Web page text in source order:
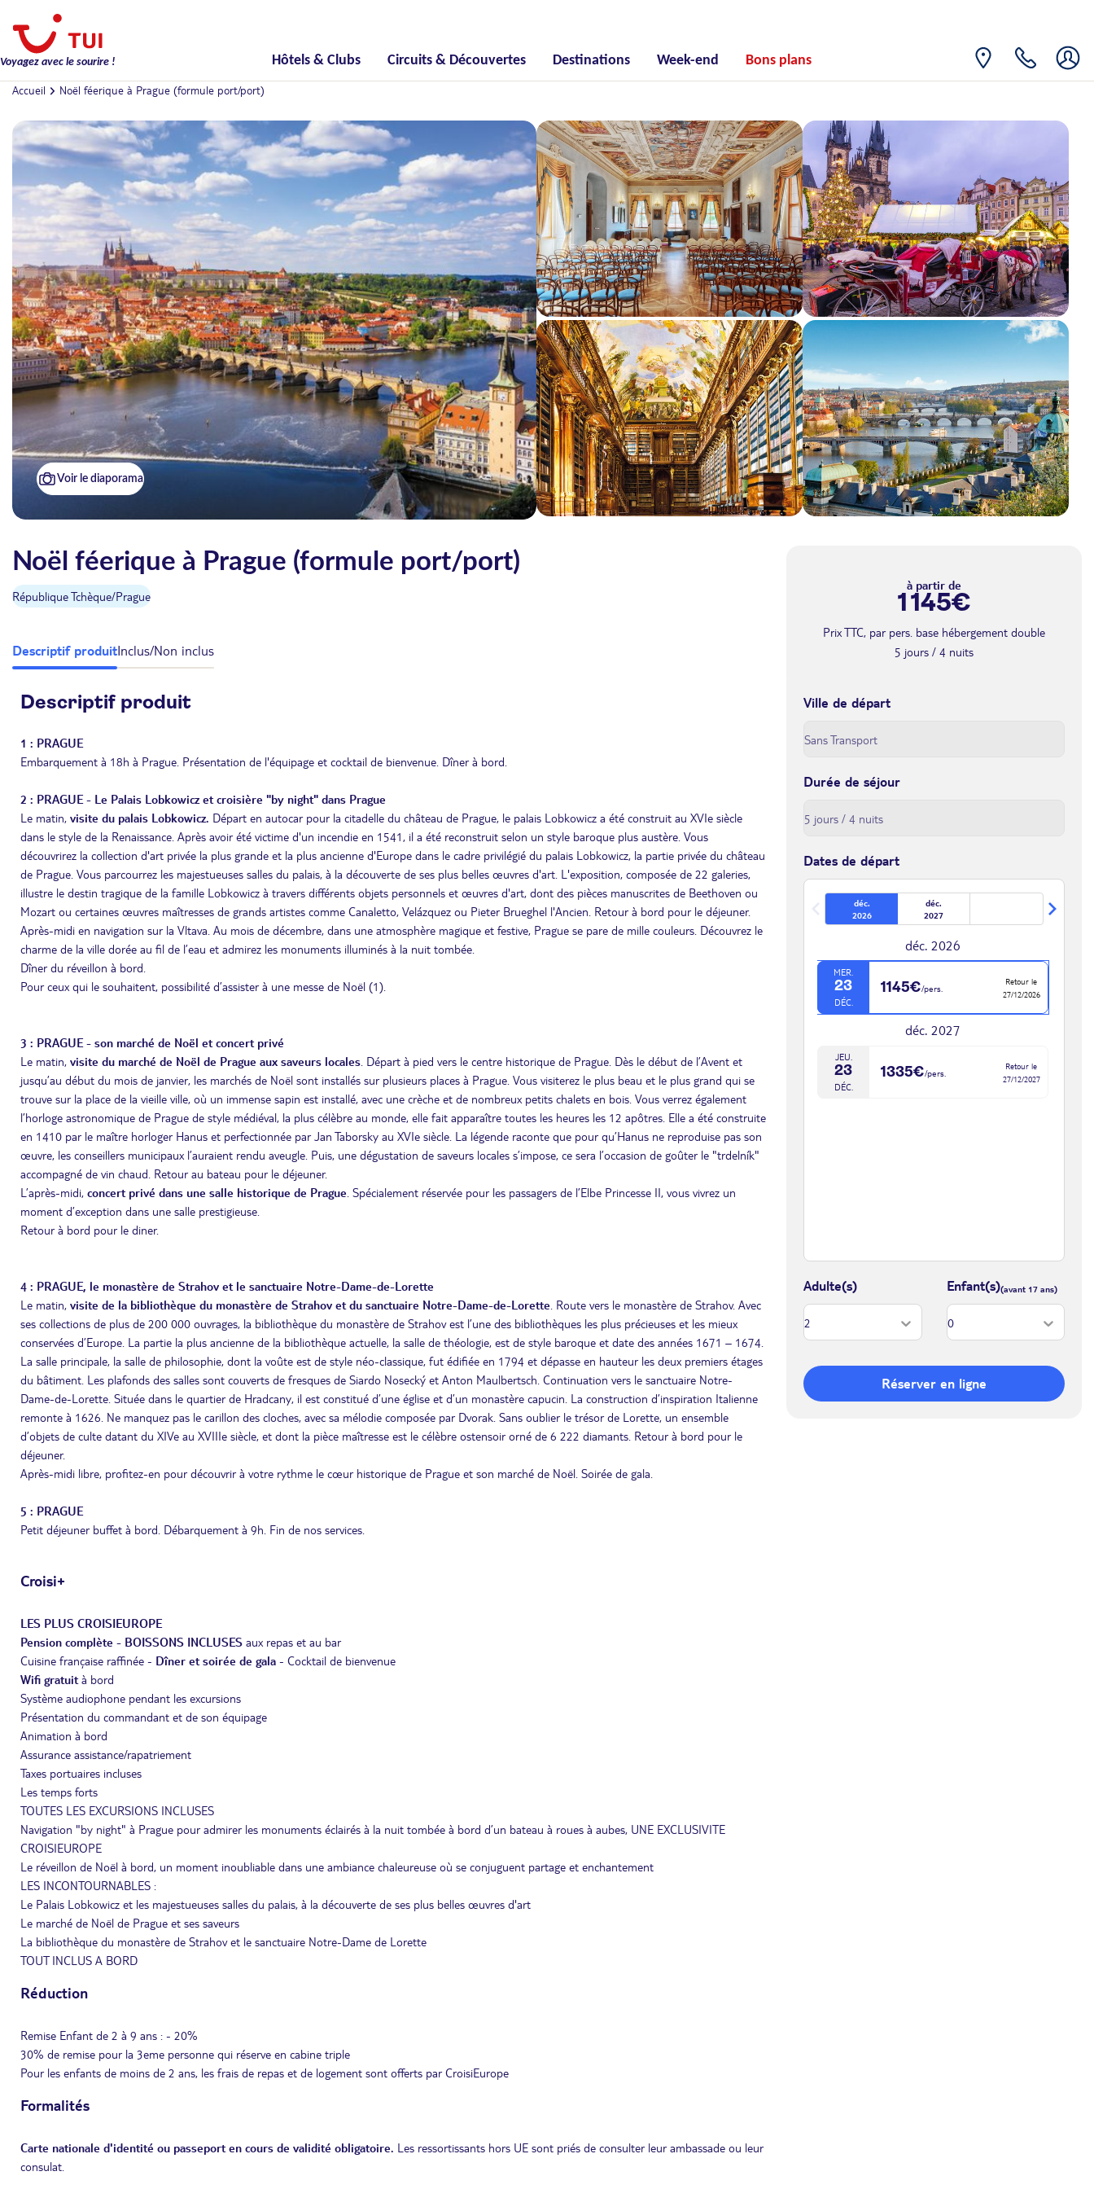
Voyagez avec le sourire ! Hôtels & Clubs Circuits & Découvertes Destinations Week-end Bons plans
Accueil Noël féerique à Prague (formule port/port)
Voir le diaporama
Noël féerique à Prague (formule port/port)
République Tchèque/Prague
Descriptif produitInclus/Non inclus
Descriptif produit
1 : PRAGUE
Embarquement à 18h à Prague. Présentation de l'équipage et cocktail de bienvenue. Dîner à bord.
2 : PRAGUE - Le Palais Lobkowicz et croisière "by night" dans Prague
Le matin, visite du palais Lobkowicz. Départ en autocar pour la citadelle du château de Prague, le palais Lobkowicz a été construit au XVIe siècle
dans le style de la Renaissance. Après avoir été victime d'un incendie en 1541, il a été reconstruit selon un style baroque plus austère. Vous
découvrirez la collection d'art privée la plus grande et la plus ancienne d'Europe dans le cadre privilégié du palais Lobkowicz, la partie privée du château
de Prague. Vous parcourrez les majestueuses salles du palais, à la découverte de ses plus belles œuvres d'art. L'exposition, composée de 22 galeries,
illustre le destin tragique de la famille Lobkowicz à travers différents objets personnels et œuvres d'art, dont des pièces manuscrites de Beethoven ou
Mozart ou certaines œuvres maîtresses de grands artistes comme Canaletto, Velázquez ou Pieter Brueghel l'Ancien. Retour à bord pour le déjeuner.
Après-midi en navigation sur la Vltava. Au mois de décembre, dans une atmosphère magique et festive, Prague se pare de mille couleurs. Découvrez le
charme de la ville dorée au fil de l’eau et admirez les monuments illuminés à la nuit tombée.
Dîner du réveillon à bord.
Pour ceux qui le souhaitent, possibilité d’assister à une messe de Noël (1).
3 : PRAGUE - son marché de Noël et concert privé
Le matin, visite du marché de Noël de Prague aux saveurs locales . Départ à pied vers le centre historique de Prague. Dès le début de l’Avent et
jusqu’au début du mois de janvier, les marchés de Noël sont installés sur plusieurs places à Prague. Vous visiterez le plus beau et le plus grand qui se
trouve sur la place de la vieille ville, où un immense sapin est installé, avec une crèche et de nombreux petits chalets en bois. Vous verrez également
l’horloge astronomique de Prague de style médiéval, la plus célèbre au monde, elle fait apparaître toutes les heures les 12 apôtres. Elle a été construite
en 1410 par le maître horloger Hanus et perfectionnée par Jan Taborsky au XVIe siècle. La légende raconte que pour qu’Hanus ne reproduise pas son
œuvre, les conseillers municipaux l’auraient rendu aveugle. Puis, une dégustation de saveurs locales s’impose, ce sera l’occasion de goûter le "trdelník"
accompagné de vin chaud. Retour au bateau pour le déjeuner.
L’après-midi, concert privé dans une salle historique de Prague . Spécialement réservée pour les passagers de l’Elbe Princesse II, vous vivrez un
moment d’exception dans une salle prestigieuse.
Retour à bord pour le diner.
4 : PRAGUE, le monastère de Strahov et le sanctuaire Notre-Dame-de-Lorette
Le matin, visite de la bibliothèque du monastère de Strahov et du sanctuaire Notre-Dame-de-Lorette . Route vers le monastère de Strahov. Avec
ses collections de plus de 200 000 ouvrages, la bibliothèque du monastère de Strahov est l’une des bibliothèques les plus précieuses et les mieux
conservées d’Europe. La partie la plus ancienne de la bibliothèque actuelle, la salle de théologie, est de style baroque et date des années 1671 – 1674.
La salle principale, la salle de philosophie, dont la voûte est de style néo-classique, fut édifiée en 1794 et dépasse en hauteur les deux premiers étages
du bâtiment. Les plafonds des salles sont couverts de fresques de Siardo Nosecký et Anton Maulbertsch. Continuation vers le sanctuaire Notre-
Dame-de-Lorette. Située dans le quartier de Hradcany, il est constitué d’une église et d’un monastère capucin. La construction d’inspiration Italienne
remonte à 1626. Ne manquez pas le carillon des cloches, avec sa mélodie composée par Dvorak. Sans oublier le trésor de Lorette, un ensemble
d’objets de culte datant du XIVe au XVIIIe siècle, et dont la pièce maîtresse est le célèbre ostensoir orné de 6 222 diamants. Retour à bord pour le
déjeuner.
Après-midi libre, profitez-en pour découvrir à votre rythme le cœur historique de Prague et son marché de Noël. Soirée de gala.
5 : PRAGUE
Petit déjeuner buffet à bord. Débarquement à 9h. Fin de nos services.
Croisi+
LES PLUS CROISIEUROPE
Pension complète - BOISSONS INCLUSES aux repas et au bar
Cuisine française raffinée - Dîner et soirée de gala - Cocktail de bienvenue
Wifi gratuità bord
Système audiophone pendant les excursions
Présentation du commandant et de son équipage
Animation à bord
Assurance assistance/rapatriement
Taxes portuaires incluses
Les temps forts
TOUTES LES EXCURSIONS INCLUSES
Navigation "by night" à Prague pour admirer les monuments éclairés à la nuit tombée à bord d’un bateau à roues à aubes, UNE EXCLUSIVITE
CROISIEUROPE
Le réveillon de Noël à bord, un moment inoubliable dans une ambiance chaleureuse où se conjuguent partage et enchantement
LES INCONTOURNABLES :
Le Palais Lobkowicz et les majestueuses salles du palais, à la découverte de ses plus belles œuvres d'art
Le marché de Noël de Prague et ses saveurs
La bibliothèque du monastère de Strahov et le sanctuaire Notre-Dame de Lorette
TOUT INCLUS A BORD
Réduction
Remise Enfant de 2 à 9 ans : - 20%
30% de remise pour la 3eme personne qui réserve en cabine triple
Pour les enfants de moins de 2 ans, les frais de repas et de logement sont offerts par CroisiEurope
Formalités
Carte nationale d'identité ou passeport en cours de validité obligatoire. Les ressortissants hors UE sont priés de consulter leur ambassade ou leur
consulat.
à partir de
1 145€
Prix TTC, par pers. base hébergement double
5 jours / 4 nuits
Ville de départ
Durée de séjour
Dates de départ
déc.
2026
déc.
2027
déc. 2026
MER.
23
DÉC.
1145€/pers.
Retour le
27/12/2026
déc. 2027
JEU.
23
DÉC.
1335€/pers.
Retour le
27/12/2027
Adulte(s) Enfant(s)
Réserver en ligne